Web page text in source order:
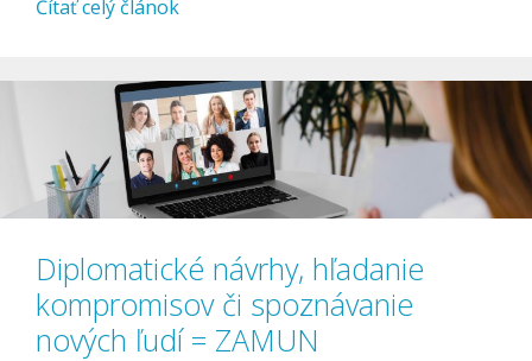
Čítať celý článok
Diplomatické návrhy, hľadanie
kompromisov či spoznávanie
nových ľudí = ZAMUN